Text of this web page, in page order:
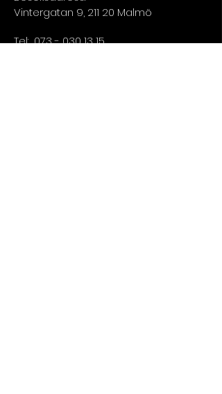
Vintergatan 9, 211 20 Malmö
Tel:073 - 030 13 15​